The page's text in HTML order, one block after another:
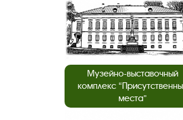
Музейно-выставочный
комплекс
места”